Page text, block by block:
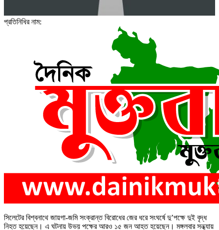
প্রতিনিধির নাম:
সিলেটের বিশ্বনাথে জায়গা-জমি সংক্রান্ত বিরোধের জের ধরে সংঘর্ষে দু’পক্ষে দুই বৃদ্ধ
নিহত হয়েছেন। এ ঘটনায় উভয় পক্ষের আরও ১৫ জন আহত হয়েছেন। মঙ্গলবার সন্ধ্যায়